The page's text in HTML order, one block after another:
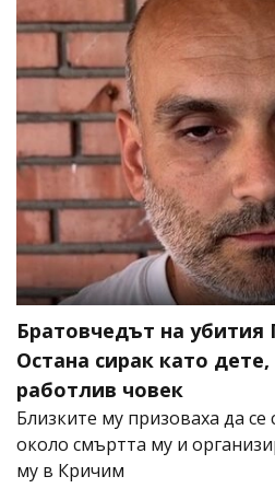
Братовчедът на убития
Остана сирак като
работлив човек
Близките му призоваха да се
около смъртта му и
му в Кричим